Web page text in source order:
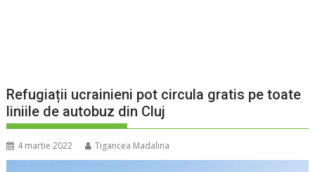
Refugiații ucrainieni pot circula gratis pe toate
liniile de autobuz din Cluj
4 martie 2022 Tigancea Madalina